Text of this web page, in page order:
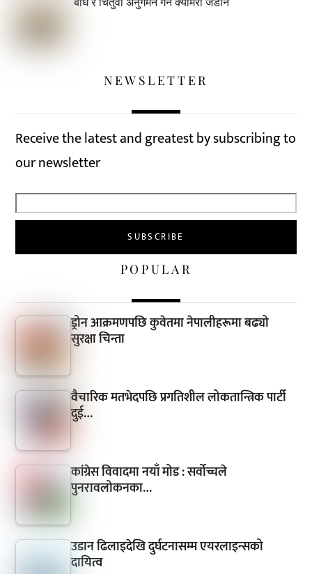
NEWSLETTER
Receive the latest and greatest by subscribing to
our newsletter
POPULAR
ड्रोन आक्रमणपछि कुवेतमा नेपालीहरूमा बढ्यो
सुरक्षा चिन्ता
वैचारिक मतभेदपछि प्रगतिशील लोकतान्त्रिक पार्टी
दुई…
कांग्रेस विवादमा नयाँ मोड : सर्वोच्चले
पुनरावलोकनका…
उडान ढिलाइदेखि दुर्घटनासम्म एयरलाइन्सको
दायित्व